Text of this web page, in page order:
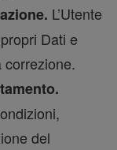
L’Utente
Dati e
correzione.
del